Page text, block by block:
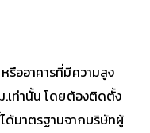
รืออาคารที่มีความสูง
เท่านั้น โดยต้องติดตั้ง
ด้มาตรฐานจากบริษัทผู้